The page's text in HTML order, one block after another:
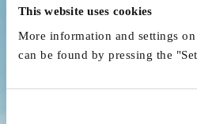
This website uses cookies
More information and settings
can be found by pressing the